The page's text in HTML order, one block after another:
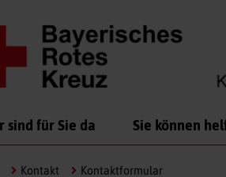
sind für Sie da Sie können
Kontakt Kontaktformular